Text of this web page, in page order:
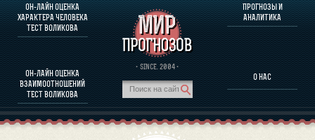
ОН-ЛАЙН ОЦЕНКА
ХАРАКТЕРА ЧЕЛОВЕКА
ТЕСТ ВОЛИКОВА
ОН-ЛАЙН ОЦЕНКА
ВЗАИМООТНОШЕНИЙ
ТЕСТ ВОЛИКОВА
· SINCE. 2004 ·
ПРОГНОЗЫ И
АНАЛИТИКА
О НАС
О ПРОГРАММЕ
ОЦЕНКА ХАРАКТЕРA ЧЕЛОВЕКА
ОЦЕНКА ХАРАКТЕРА ВЫДАЮЩИХСЯ ЛИЧНОСТЕЙ
О ПРОГРАММЕ
ПРОГНОЗЫ И АНАЛИТИКА